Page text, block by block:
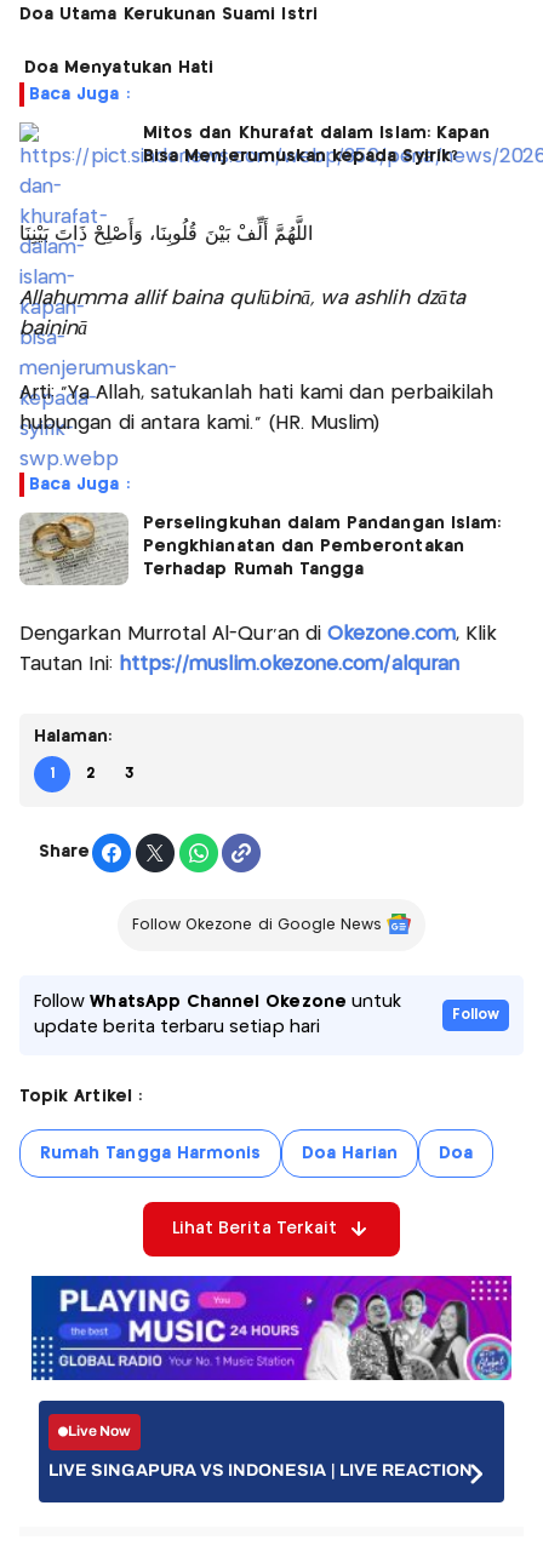
Doa Utama Kerukunan Suami Istri
Doa Menyatukan Hati
Baca Juga :
Mitos dan Khurafat dalam Islam: Kapan
Bisa Menjerumuskan kepada Syirik?
اللَّهُمَّ أَلِّفْ بَيْنَ قُلُوبِنَا، وَأَصْلِحْ ذَاتَ بَيْنِنَا
Allahumma allif baina qulūbinā, wa ashlih dzāta
baininā
Arti: "Ya Allah, satukanlah hati kami dan perbaikilah
hubungan di antara kami." (HR. Muslim)
Baca Juga :
Perselingkuhan dalam Pandangan Islam:
Pengkhianatan dan Pemberontakan
Terhadap Rumah Tangga
Dengarkan Murrotal Al-Qur'an diOkezone.com, Klik
Tautan Ini: https://muslim.okezone.com/alquran
Halaman:
1 2 3
Share
Follow Okezone di Google News
FollowWhatsApp Channel Okezone untuk
update berita terbaru setiap hari
Follow
Topik Artikel :
Rumah Tangga Harmonis Doa Harian Doa
Lihat Berita Terkait
Live Now
LIVE SINGAPURA VS INDONESIA | LIVE REACTION